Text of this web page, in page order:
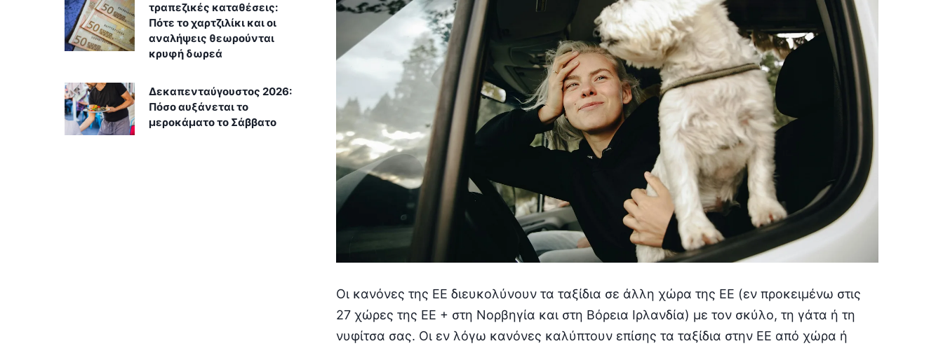
Οι κανόνες της ΕΕ διευκολύνουν τα ταξίδια σε άλλη χώρα της ΕΕ (εν προκειμένω στις
27 χώρες της ΕΕ + στη Νορβηγία και στη Βόρεια Ιρλανδία) με τον σκύλο, τη γάτα ή τη
νυφίτσα σας. Οι εν λόγω κανόνες καλύπτουν επίσης τα ταξίδια στην ΕΕ από χώρα ή
τραπεζικές καταθέσεις:
Πότε το χαρτζιλίκι και οι
αναλήψεις θεωρούνται
κρυφή δωρεά
Δεκαπενταύγουστος 2026:
Πόσο αυξάνεται το
μεροκάματο το Σάββατο